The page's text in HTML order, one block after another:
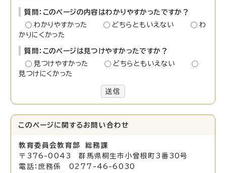
質問：このページの内容はわかりやすかったですか？
わかりやすかった
どちらともいえない
わ
かりにくかった
質問：このページは見つけやすかったですか？
見つけやすかった
どちらともいえない
見つけにくかった
送信
このページに関する お問い合わせ
教育委員会教育部 総務課
〒376-0043 群馬県桐生市小曾根町3番30号
電話：庶務係 0277-46-6030